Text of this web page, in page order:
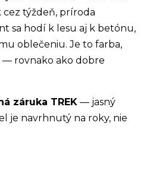
týždeň, príroda
sa hodí k lesu aj k betónu,
oblečeniu. Je to farba,
— rovnako ako dobre
záruka TREK — jasný
je navrhnutý na roky, nie